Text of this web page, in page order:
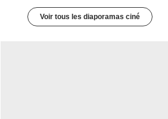
Voir tous les diaporamas ciné